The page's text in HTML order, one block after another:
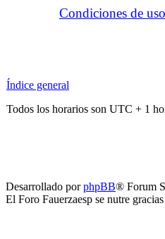
Condiciones de uso
Índice general
Todos los horarios son UTC + 1
Desarrollado porphpBB® Forum
El Foro Fauerzaesp se nutre